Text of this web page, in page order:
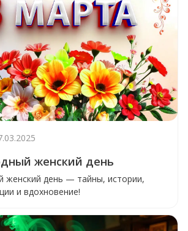
женский день
женский день — тайны, истории,
и вдохновение!